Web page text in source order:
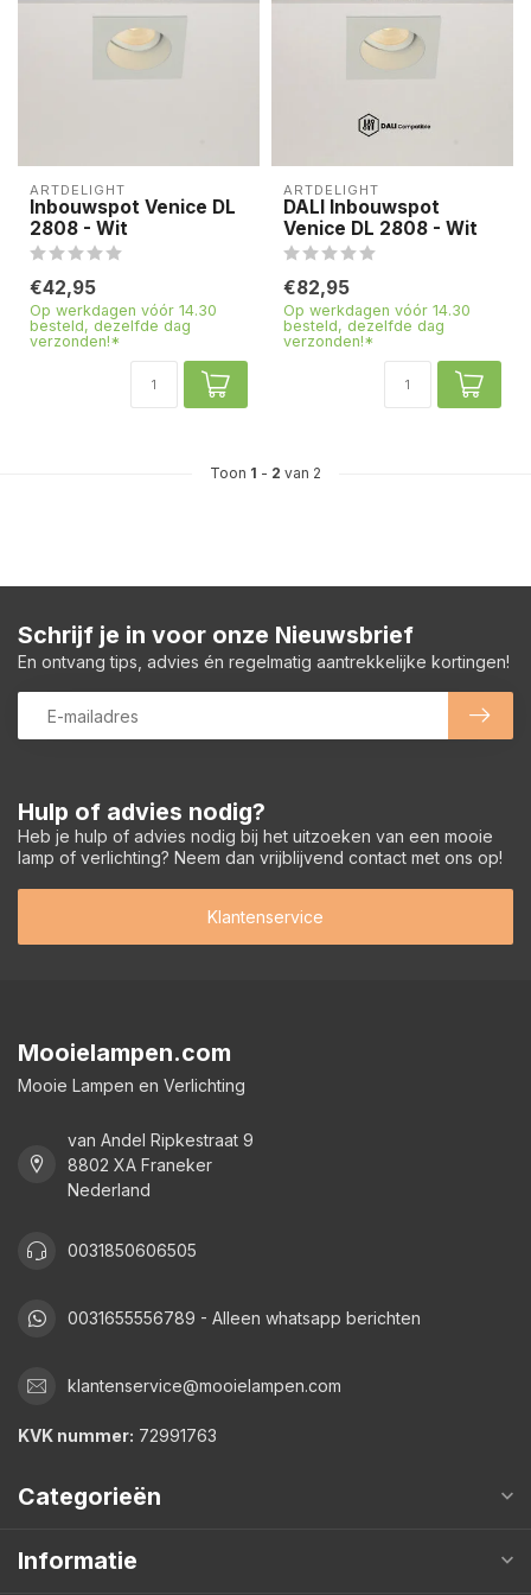
ARTDELIGHT
Inbouwspot Venice DL
2808 - Wit
€42,95
Op werkdagen vóór 14.30
besteld, dezelfde dag
verzonden!*
ARTDELIGHT
DALI Inbouwspot
Venice DL 2808 - Wit
€82,95
Op werkdagen vóór 14.30
besteld, dezelfde dag
verzonden!*
Toon 1 - 2 van 2
Hulp of advies nodig?
Heb je hulp of advies nodig bij het uitzoeken van een mooie
lamp of verlichting? Neem dan vrijblijvend contact met ons op!
Klantenservice
Schrijf je in voor onze Nieuwsbrief
En ontvang tips, advies én regelmatig aantrekkelijke kortingen!
Mooielampen.com
Mooie Lampen en Verlichting
van Andel Ripkestraat 9
8802 XA Franeker
Nederland
0031850606505
0031655556789 - Alleen whatsapp berichten
klantenservice@mooielampen.com
KVK nummer: 72991763
Categorieën
Informatie